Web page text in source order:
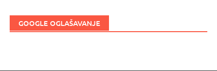
GOOGLE OGLAŠAVANJE